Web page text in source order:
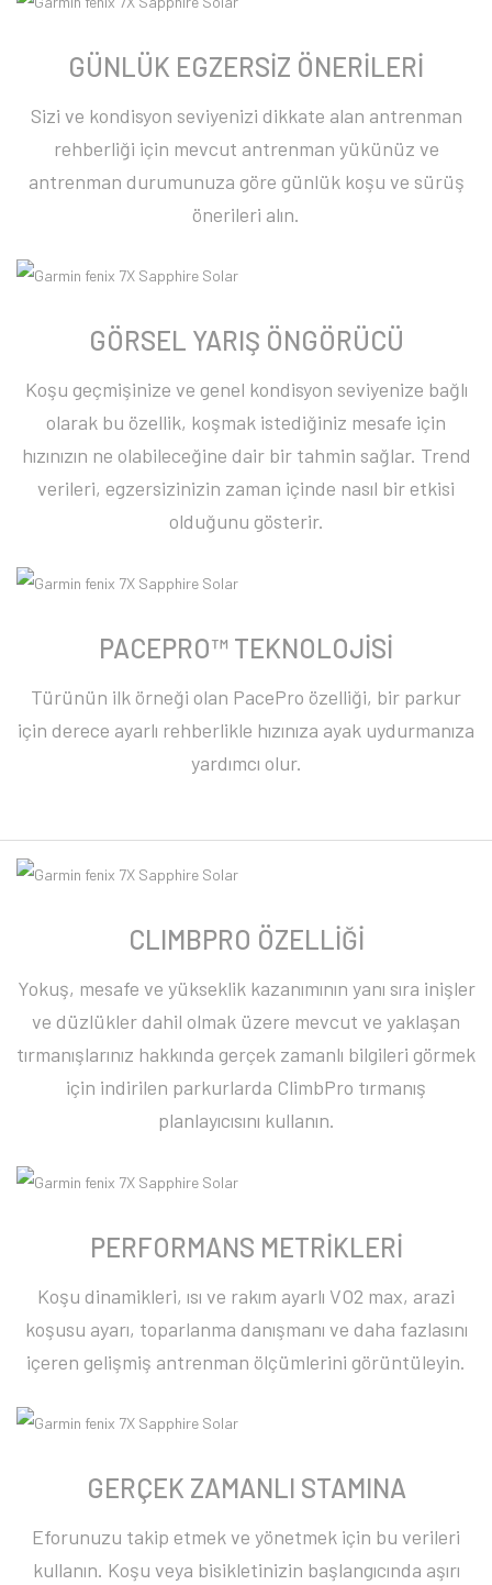
GÜNLÜK EGZERSİZ ÖNERİLERİ
Sizi ve kondisyon seviyenizi dikkate alan antrenman
rehberliği için mevcut antrenman yükünüz ve
antrenman durumunuza göre günlük koşu ve sürüş
önerileri alın.
GÖRSEL YARIŞ ÖNGÖRÜCÜ
Koşu geçmişinize ve genel kondisyon seviyenize bağlı
olarak bu özellik, koşmak istediğiniz mesafe için
hızınızın ne olabileceğine dair bir tahmin sağlar. Trend
verileri, egzersizinizin zaman içinde nasıl bir etkisi
olduğunu gösterir.
PACEPRO™ TEKNOLOJİSİ
Türünün ilk örneği olan PacePro özelliği, bir parkur
için derece ayarlı rehberlikle hızınıza ayak uydurmanıza
yardımcı olur.
CLIMBPRO ÖZELLİĞİ
Yokuş, mesafe ve yükseklik kazanımının yanı sıra inişler
ve düzlükler dahil olmak üzere mevcut ve yaklaşan
tırmanışlarınız hakkında gerçek zamanlı bilgileri görmek
için indirilen parkurlarda ClimbPro tırmanış
planlayıcısını kullanın.
PERFORMANS METRİKLERİ
Koşu dinamikleri, ısı ve rakım ayarlı VO2 max, arazi
koşusu ayarı, toparlanma danışmanı ve daha fazlasını
içeren gelişmiş antrenman ölçümlerini görüntüleyin.
GERÇEK ZAMANLI STAMINA
Eforunuzu takip etmek ve yönetmek için bu verileri
kullanın. Koşu veya bisikletinizin başlangıcında aşırı